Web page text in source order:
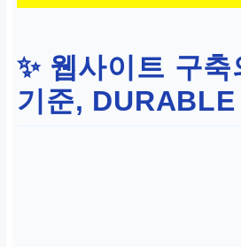
✨ 웹사이트 구
기준, DURABLE